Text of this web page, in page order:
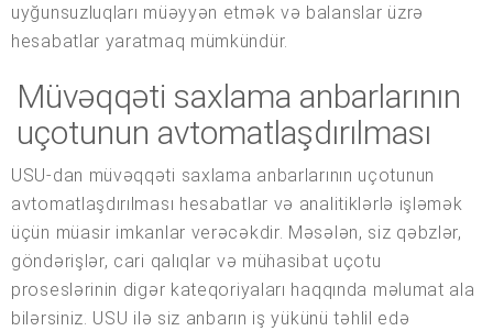
uyğunsuzluqları müəyyən etmək və balanslar üzrə
hesabatlar yaratmaq mümkündür.
Müvəqqəti saxlama anbarlarının
uçotunun avtomatlaşdırılması
USU-dan müvəqqəti saxlama anbarlarının uçotunun
avtomatlaşdırılması hesabatlar və analitiklərlə işləmək
üçün müasir imkanlar verəcəkdir. Məsələn, siz qəbzlər,
göndərişlər, cari qalıqlar və mühasibat uçotu
proseslərinin digər kateqoriyaları haqqında məlumat ala
bilərsiniz. USU ilə siz anbarın iş yükünü təhlil edə